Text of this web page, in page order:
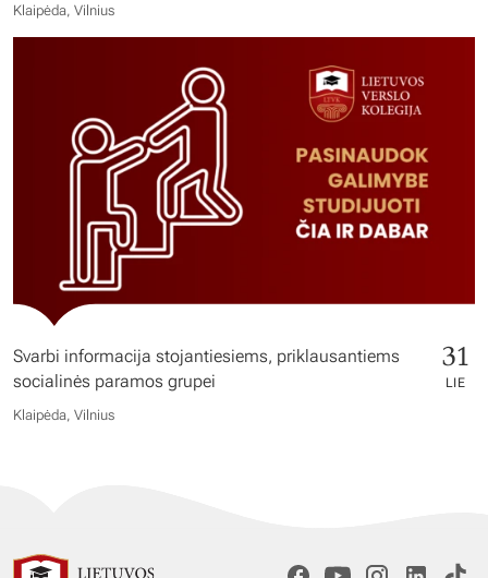
Klaipėda, Vilnius
Svarbi informacija stojantiesiems, priklausantiems
socialinės paramos grupei
31
LIE
Klaipėda, Vilnius